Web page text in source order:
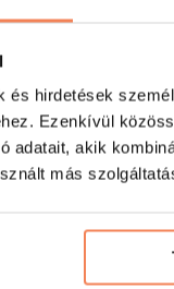
és hirdetések
Ezenkívül
adatait, akik
más